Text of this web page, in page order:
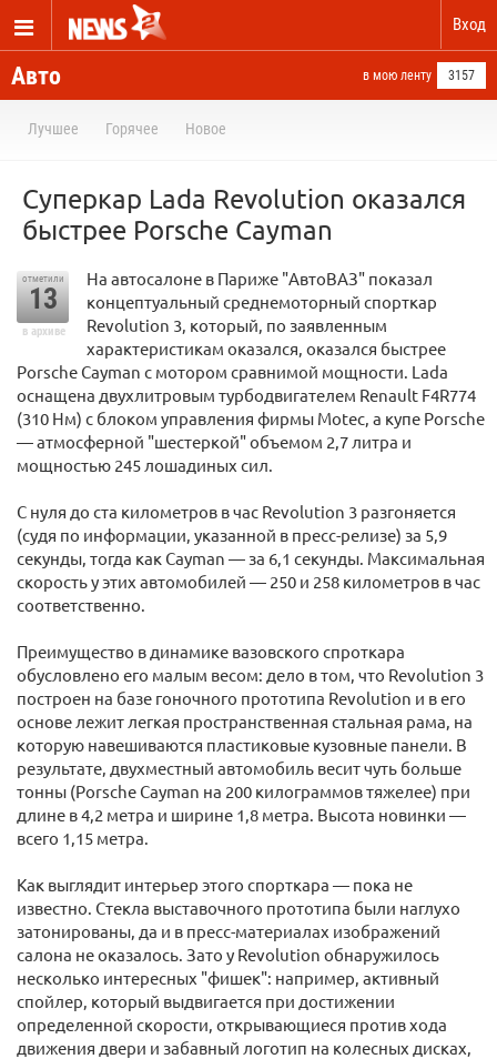
Вход
Авто в мою ленту 3157
Лучшее Горячее Новое
Суперкар Lada Revolution оказался
быстрее Porsche Cayman
отметили
13
в архиве
На автосалоне в Париже "АвтоВАЗ" показал
концептуальный среднемоторный спорткар
Revolution 3, который, по заявленным
характеристикам оказался, оказался быстрее
Porsche Cayman c мотором сравнимой мощности. Lada
оснащена двухлитровым турбодвигателем Renault F4R774
(310 Нм) с блоком управления фирмы Motec, а купе Porsche
— атмосферной "шестеркой" объемом 2,7 литра и
мощностью 245 лошадиных сил.
С нуля до ста километров в час Revolution 3 разгоняется
(судя по информации, указанной в пресс-релизе) за 5,9
секунды, тогда как Cayman — за 6,1 секунды. Максимальная
скорость у этих автомобилей — 250 и 258 километров в час
соответственно.
Преимущество в динамике вазовского спроткара
обусловлено его малым весом: дело в том, что Revolution 3
построен на базе гоночного прототипа Revolution и в его
основе лежит легкая пространственная стальная рама, на
которую навешиваются пластиковые кузовные панели. В
результате, двухместный автомобиль весит чуть больше
тонны (Porsche Cayman на 200 килограммов тяжелее) при
длине в 4,2 метра и ширине 1,8 метра. Высота новинки —
всего 1,15 метра.
Как выглядит интерьер этого спорткара — пока не
известно. Стекла выставочного прототипа были наглухо
затонированы, да и в пресс-материалах изображений
салона не оказалось. Зато у Revolution обнаружилось
несколько интересных "фишек": например, активный
спойлер, который выдвигается при достижении
определенной скорости, открывающиеся против хода
движения двери и забавный логотип на колесных дисках,